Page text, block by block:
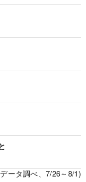
ータ調べ、7/26～8/1)